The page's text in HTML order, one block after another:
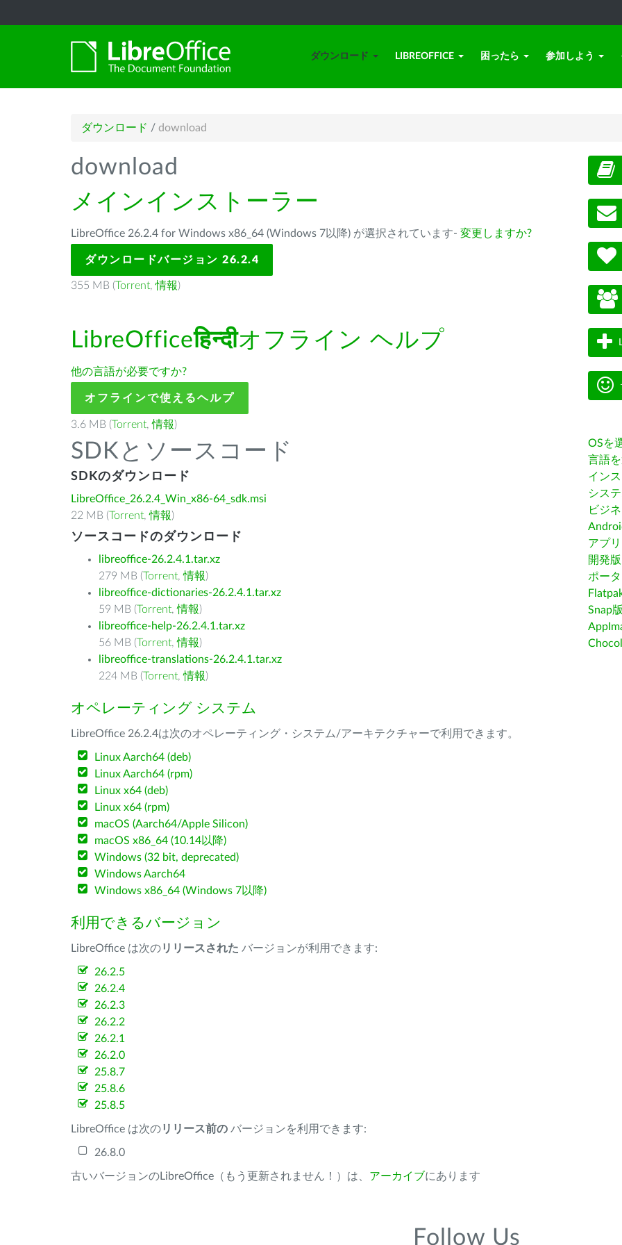
ダウンロード LIBREOFFICE 困ったら 参加しよう
ダウンロード / download
download
メインインストーラー
LibreOffice 26.2.4 for Windows x86_64 (Windows 7以降) が選択されています- 変更しますか?
ダウンロードバージョン 26.2.4
355 MB (Torrent,情報)
LibreOfficeहिन्दीオフライン ヘルプ
他の言語が必要ですか?
オフラインで使えるヘルプ
3.6 MB (Torrent,情報)
SDKとソースコード
SDKのダウンロード
LibreOffice_26.2.4_Win_x86-64_sdk.msi
22 MB (Torrent,情報)
ソースコードのダウンロード
libreoffice-26.2.4.1.tar.xz
279 MB (Torrent,情報)
libreoffice-dictionaries-26.2.4.1.tar.xz
59 MB (Torrent,情報)
libreoffice-help-26.2.4.1.tar.xz
56 MB (Torrent,情報)
libreoffice-translations-26.2.4.1.tar.xz
224 MB (Torrent,情報)
オペレーティング システム
LibreOffice 26.2.4は次のオペレーティング・システム/アーキテクチャーで利用できます。
Linux Aarch64 (deb)
Linux Aarch64 (rpm)
Linux x64 (deb)
Linux x64 (rpm)
macOS (Aarch64/Apple Silicon)
macOS x86_64 (10.14以降)
Windows (32 bit, deprecated)
Windows Aarch64
Windows x86_64 (Windows 7以降)
利用できるバージョン
LibreOffice は次のリリースされた バージョンが利用できます:
26.2.5
26.2.4
26.2.3
26.2.2
26.2.1
26.2.0
25.8.7
25.8.6
25.8.5
LibreOffice は次のリリース前の バージョンを利用できます:
26.8.0
古いバージョンのLibreOffice（もう更新されません！）は、 アーカイブにあります
OSを
言語
イン
シス
ビジ
アプ
開発版
ポー
Snap版
Follow Us